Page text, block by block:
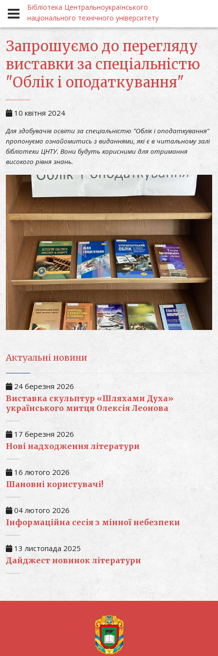
Бібліотека Центральноукраїнського
національного технічного університету
Бібліотека
Центральноукраїнського
Події Шановні користувачі!
Запрошуємо до перегляду
виставки за спеціальністю
"Облік і оподаткування"
10 квітня 2024
Для здобувачів освіти за спеціальністю "Облік і оподаткування"
пропонуємо ознайомитись з виданнями, які є в читальному залі
бібліотеки ЦНТУ. Вони будуть корисними для отримання
високого рівня знань.
Актуальні новини
24 березня 2026
Виставка скульптур «Шляхами Духа»
українського митця Олексія Леонова
17 березня 2026
Нові надходження літератури
16 лютого 2026
Шановні користувачі!
04 лютого 2026
Інформаційна сесія з мінної небезпеки
13 листопада 2025
Дайджест новинок літератури